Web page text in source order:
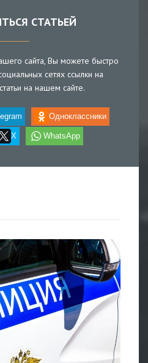
СТАТЬЕЙ
сайта, Вы можете быстро
сетях ссылки на
на нашем сайте.
Одноклассники
X WhatsApp